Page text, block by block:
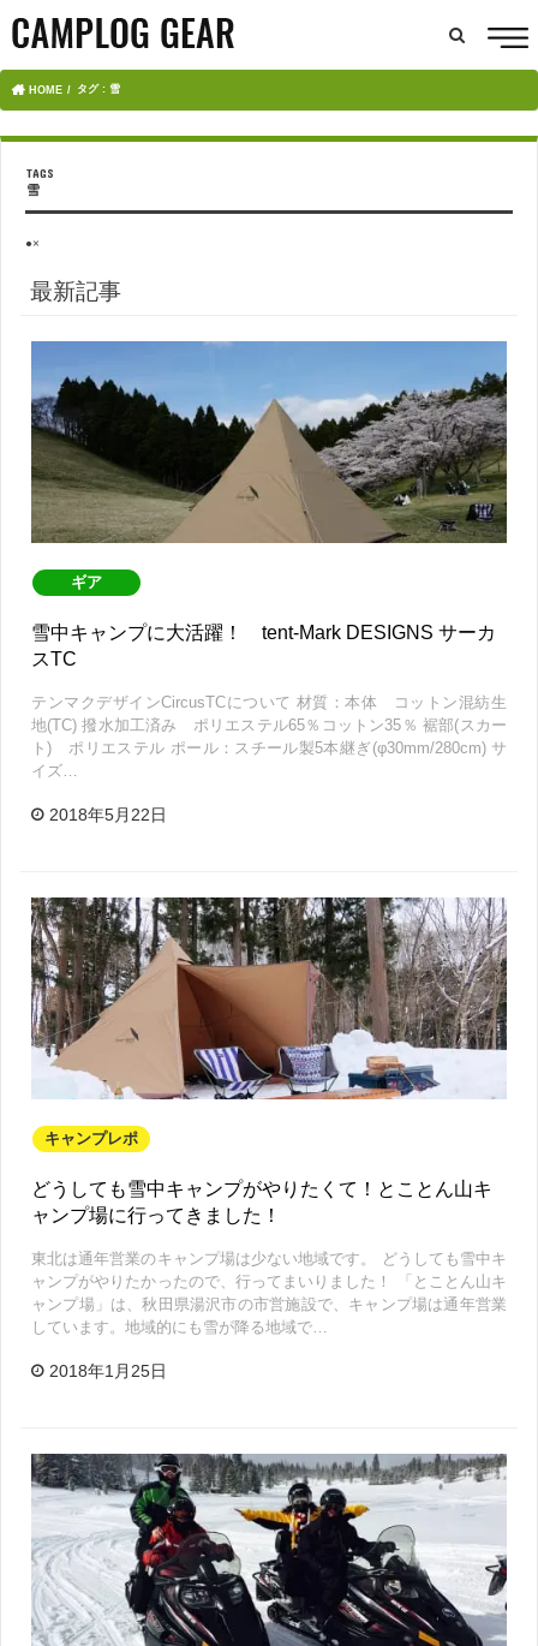
HOME タグ : 雪
雪
●×
最新記事
ギア
雪中キャンプに大活躍！ tent-Mark DESIGNS サーカ
スTC
テンマクデザインCircusTCについて 材質：本体 コットン混紡生
地(TC) 撥水加工済み ポリエステル65％コットン35％ 裾部(スカー
ト) ポリエステル ポール：スチール製5本継ぎ(φ30mm/280cm) サ
イズ…
2018年5月22日
キャンプレポ
どうしても雪中キャンプがやりたくて！とことん山キ
ャンプ場に行ってきました！
東北は通年営業のキャンプ場は少ない地域です。 どうしても雪中キ
ャンプがやりたかったので、行ってまいりました！ 「とことん山キ
ャンプ場」は、秋田県湯沢市の市営施設で、キャンプ場は通年営業
しています。地域的にも雪が降る地域で…
2018年1月25日